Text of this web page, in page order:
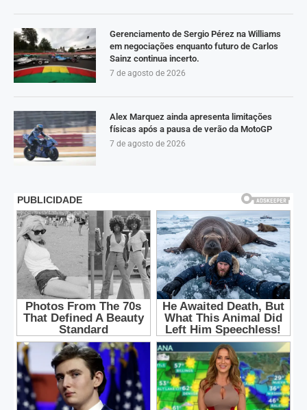
Gerenciamento de Sergio Pérez na Williams
em negociações enquanto futuro de Carlos
Sainz continua incerto.
7 de agosto de 2026
Alex Marquez ainda apresenta limitações
físicas após a pausa de verão da MotoGP
7 de agosto de 2026